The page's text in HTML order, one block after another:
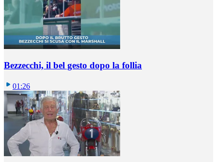
Bezzecchi, il bel gesto dopo la follia
01:26